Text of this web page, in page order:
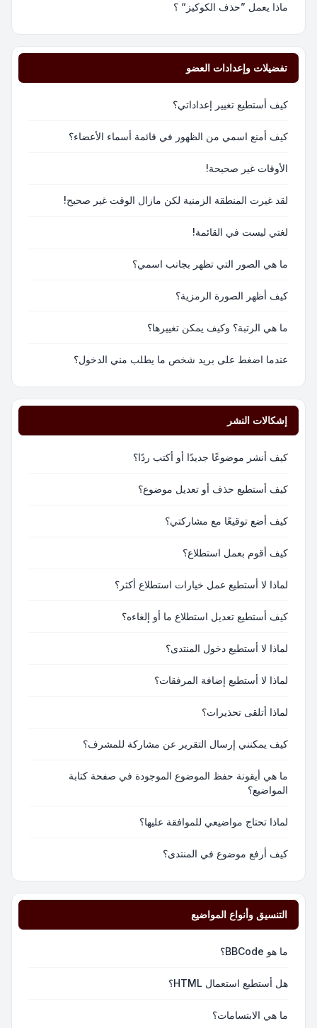
ماذا يعمل ”حذف الكوكيز“ ؟
تفضيلات وإعدادات العضو
كيف أستطيع تغيير إعداداتي؟
كيف أمنع اسمي من الظهور في قائمة أسماء الأعضاء؟
الأوقات غير صحيحة!
لقد غيرت المنطقة الزمنية لكن مازال الوقت غير صحيح!
لغتي ليست في القائمة!
ما هي الصور التي تظهر بجانب اسمي؟
كيف أظهر الصورة الرمزية؟
ما هي الرتبة؟ وكيف يمكن تغييرها؟
عندما اضغط على بريد شخص ما يطلب مني الدخول؟
إشكالات النشر
كيف أنشر موضوعًا جديدًا أو أكتب ردًا؟
كيف أستطيع حذف أو تعديل موضوع؟
كيف أضع توقيعًا مع مشاركتي؟
كيف أقوم بعمل استطلاع؟
لماذا لا أستطيع عمل خيارات استطلاع أكثر؟
كيف أستطيع تعديل استطلاع ما أو إلغاءه؟
لماذا لا أستطيع دخول المنتدى؟
لماذا لا أستطيع إضافة المرفقات؟
لماذا أتلقى تحذيرات؟
كيف يمكنني إرسال التقرير عن مشاركة للمشرف؟
ما هي أيقونة حفظ الموضوع الموجودة في صفحة كتابة
المواضيع؟
لماذا تحتاج مواضيعي للموافقة عليها؟
كيف أرفع موضوع في المنتدى؟
التنسيق وأنواع المواضيع
ما هو BBCode؟
هل أستطيع استعمال HTML؟
ما هي الابتسامات؟